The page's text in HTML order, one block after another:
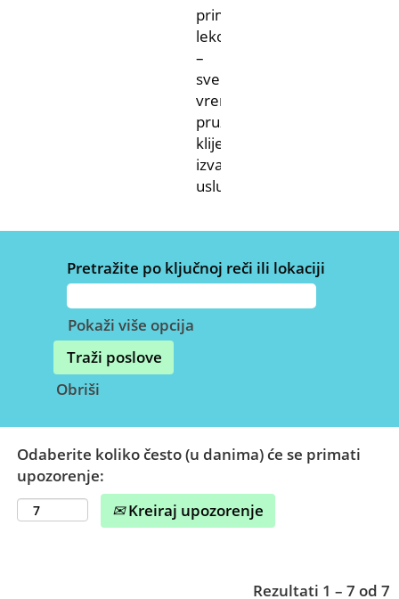
primenu
lekova
–
sve
vreme
pružajući
klijentima
izvanrednu
uslugu.
Pretražite po ključnoj reči ili lokaciji
Pokaži više opcija
Obriši
Odaberite koliko često (u danima) će se primati
upozorenje:
Kreiraj upozorenje
Rezultati 1 – 7 od 7